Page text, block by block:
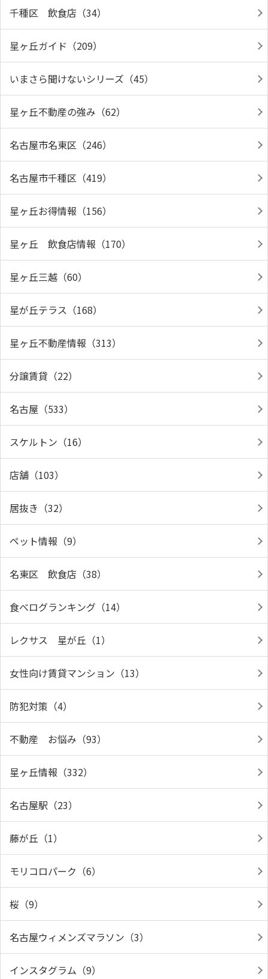
千種区 飲食店（34）
星ヶ丘ガイド（209）
いまさら聞けないシリーズ（45）
星ヶ丘不動産の強み（62）
名古屋市名東区（246）
名古屋市千種区（419）
星ヶ丘お得情報（156）
星ヶ丘 飲食店情報（170）
星ヶ丘三越（60）
星が丘テラス（168）
星ヶ丘不動産情報（313）
分譲賃貸（22）
名古屋（533）
スケルトン（16）
店舗（103）
居抜き（32）
ペット情報（9）
名東区 飲食店（38）
食べログランキング（14）
レクサス 星が丘（1）
女性向け賃貸マンション（13）
防犯対策（4）
不動産 お悩み（93）
星ヶ丘情報（332）
名古屋駅（23）
藤が丘（1）
モリコロパーク（6）
桜（9）
名古屋ウィメンズマラソン（3）
インスタグラム（9）